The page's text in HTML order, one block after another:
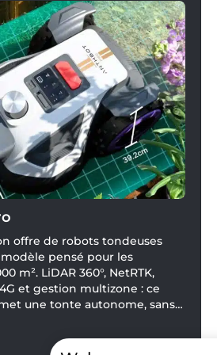
offre de robots tondeuses
pensé pour les
m². LiDAR 360°, NetRTK,
et gestion multizone : ce
une tonte autonome, sans